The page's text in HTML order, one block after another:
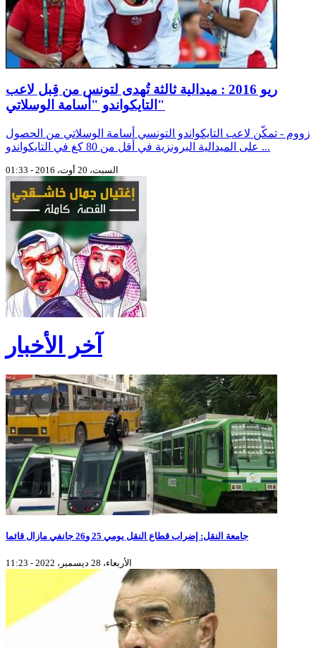
ريو 2016 : ميدالية ثالثة تُهدى لتونس من قِبل لاعب
التايكواندو "أسامة الوسلاتي"
زووم - تمكّن لاعب التايكواندو التونسي أسامة الوسلاتي من الحصول
على الميدالية البرونزية في أقل من 80 كغ في التايكواندو ...
السبت، 20 أوت، 2016 - 01:33
آخر الأخبار
جامعة النقل: إضراب قطاع النقل يومي 25 و26 جانفي مازال قائما
الأربعاء، 28 ديسمبر، 2022 - 11:23